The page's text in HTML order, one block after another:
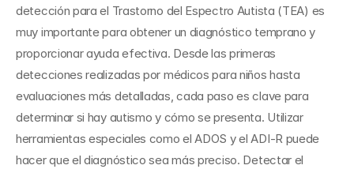
detección para el Trastorno del Espectro Autista (TEA) es
muy importante para obtener un diagnóstico temprano y
proporcionar ayuda efectiva. Desde las primeras
detecciones realizadas por médicos para niños hasta
evaluaciones más detalladas, cada paso es clave para
determinar si hay autismo y cómo se presenta. Utilizar
herramientas especiales como el ADOS y el ADI-R puede
hacer que el diagnóstico sea más preciso. Detectar el